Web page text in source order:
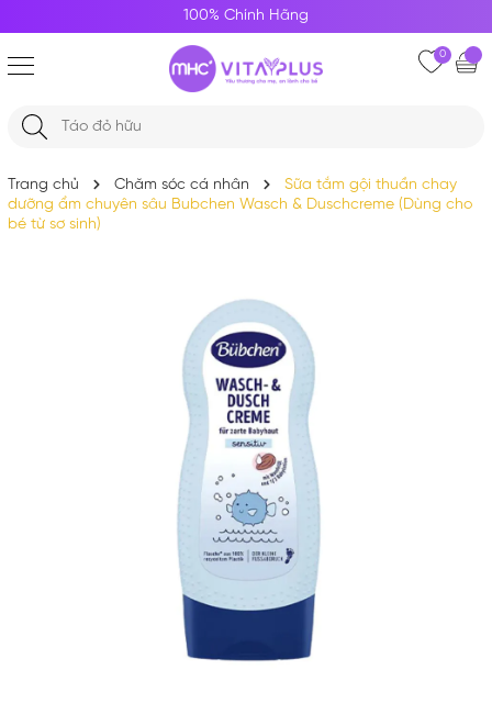
100% Chính Hãng
0
Trang chủ Chăm sóc cá nhân
Sữa tắm gội thuần chay
dưỡng ẩm chuyên sâu Bubchen Wasch & Duschcreme (Dùng cho
bé từ sơ sinh)